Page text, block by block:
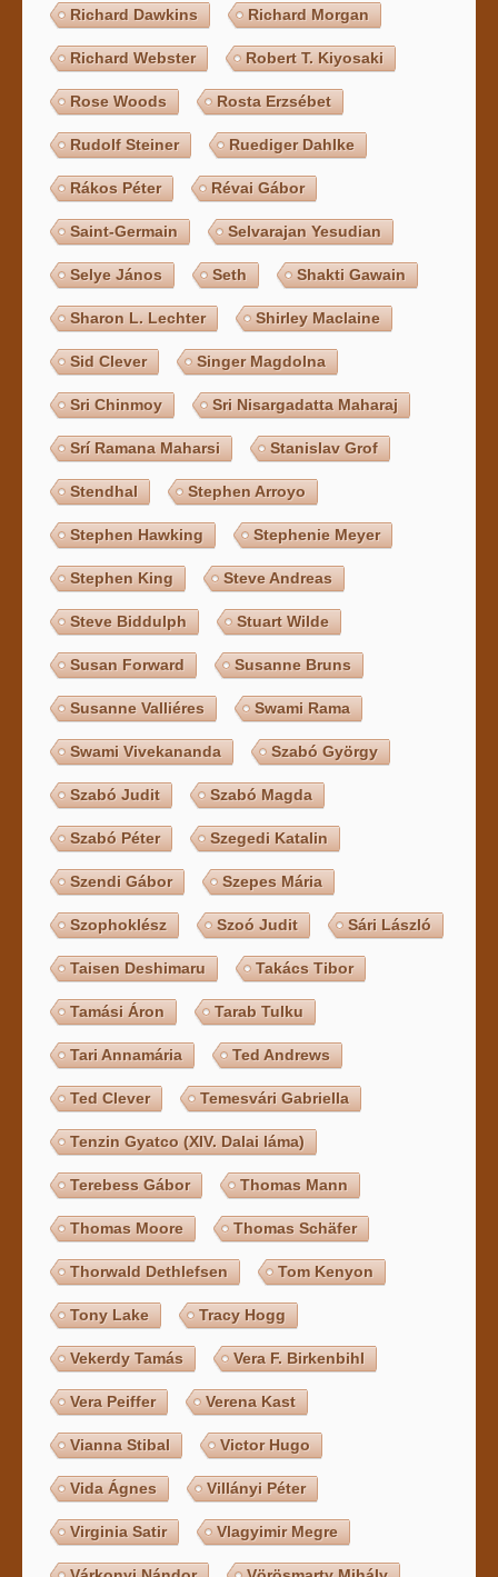
Richard Dawkins Richard Morgan
Richard Webster Robert T. Kiyosaki
Rose Woods Rosta Erzsébet
Rudolf Steiner Ruediger Dahlke
Rákos Péter Révai Gábor
Saint-Germain Selvarajan Yesudian
Selye János Seth Shakti Gawain
Sharon L. Lechter Shirley Maclaine
Sid Clever Singer Magdolna
Sri Chinmoy Sri Nisargadatta Maharaj
Srí Ramana Maharsi Stanislav Grof
Stendhal Stephen Arroyo
Stephen Hawking Stephenie Meyer
Stephen King Steve Andreas
Steve Biddulph Stuart Wilde
Susan Forward Susanne Bruns
Susanne Valliéres Swami Rama
Swami Vivekananda Szabó György
Szabó Judit Szabó Magda
Szabó Péter Szegedi Katalin
Szendi Gábor Szepes Mária
Szophoklész Szoó Judit Sári László
Taisen Deshimaru Takács Tibor
Tamási Áron Tarab Tulku
Tari Annamária Ted Andrews
Ted Clever Temesvári Gabriella
Tenzin Gyatco (XIV. Dalai láma)
Terebess Gábor Thomas Mann
Thomas Moore Thomas Schäfer
Thorwald Dethlefsen Tom Kenyon
Tony Lake Tracy Hogg
Vekerdy Tamás Vera F. Birkenbihl
Vera Peiffer Verena Kast
Vianna Stibal Victor Hugo
Vida Ágnes Villányi Péter
Virginia Satir Vlagyimir Megre